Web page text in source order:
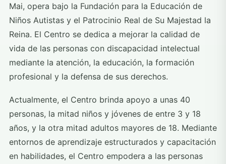
Mai, opera bajo la Fundación para la Educación de
Niños Autistas y el Patrocinio Real de Su Majestad la
Reina. El Centro se dedica a mejorar la calidad de
vida de las personas con discapacidad intelectual
mediante la atención, la educación, la formación
profesional y la defensa de sus derechos.
Actualmente, el Centro brinda apoyo a unas 40
personas, la mitad niños y jóvenes de entre 3 y 18
años, y la otra mitad adultos mayores de 18. Mediante
entornos de aprendizaje estructurados y capacitación
en habilidades, el Centro empodera a las personas